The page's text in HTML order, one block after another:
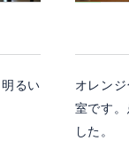
るい
オレン
室です
した。